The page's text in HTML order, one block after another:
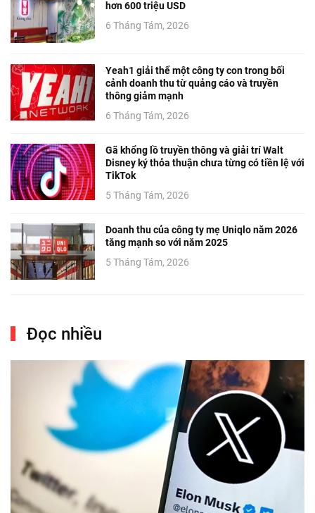
hơn 600 triệu USD
6 Tháng Tám, 2026
Yeah1 giải thể một công ty con trong bối
cảnh doanh thu từ quảng cáo và truyền
thông giảm mạnh
6 Tháng Tám, 2026
Gã khổng lồ truyền thông và giải trí Walt
Disney ký thỏa thuận chưa từng có tiền lệ với
TikTok
5 Tháng Tám, 2026
Doanh thu của công ty mẹ Uniqlo năm 2026
tăng mạnh so với năm 2025
5 Tháng Tám, 2026
Đọc nhiều